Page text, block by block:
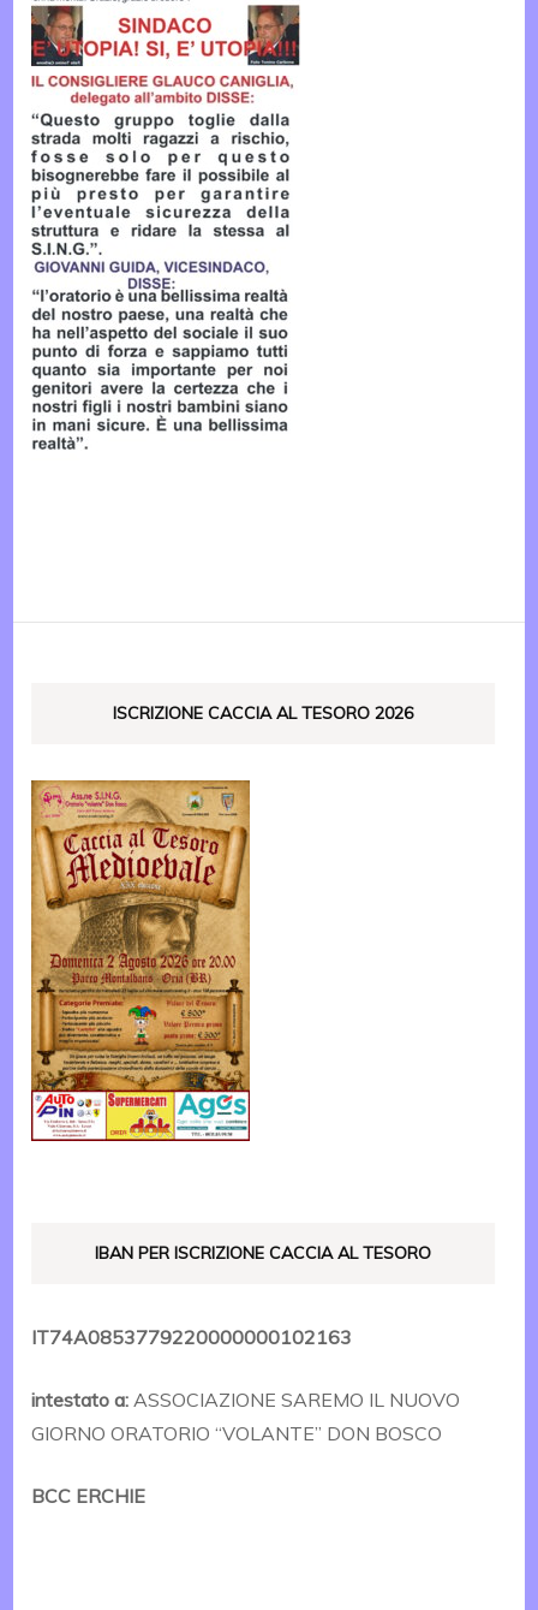
ISCRIZIONE CACCIA AL TESORO 2026
IBAN PER ISCRIZIONE CACCIA AL TESORO
IT74A0853779220000000102163
intestato a: ASSOCIAZIONE SAREMO IL NUOVO
GIORNO ORATORIO “VOLANTE” DON BOSCO
BCC ERCHIE